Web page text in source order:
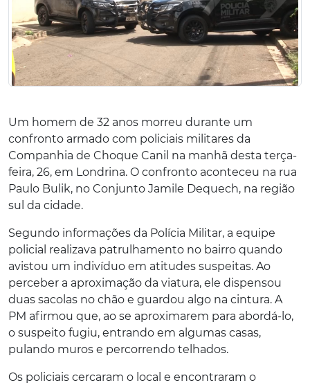
Um homem de 32 anos morreu durante um
confronto armado com policiais militares da
Companhia de Choque Canil na manhã desta terça-
feira, 26, em Londrina. O confronto aconteceu na rua
Paulo Bulik, no Conjunto Jamile Dequech, na região
sul da cidade.
Segundo informações da Polícia Militar, a equipe
policial realizava patrulhamento no bairro quando
avistou um indivíduo em atitudes suspeitas. Ao
perceber a aproximação da viatura, ele dispensou
duas sacolas no chão e guardou algo na cintura. A
PM afirmou que, ao se aproximarem para abordá-lo,
o suspeito fugiu, entrando em algumas casas,
pulando muros e percorrendo telhados.
Os policiais cercaram o local e encontraram o